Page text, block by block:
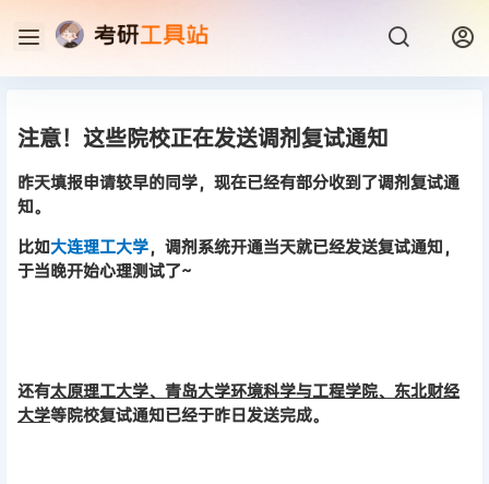
注意！这些院校正在发送调剂复试通知
昨天填报申请较早的同学，现在已经有部分收到了调剂复试通
知。
比如大连理工大学，调剂系统开通当天就已经发送复试通知，
于当晚开始心理测试了~
还有太原理工大学、青岛大学环境科学与工程学院、东北财经
大学等院校复试通知已经于昨日发送完成。